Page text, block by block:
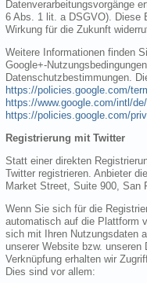
Datenverarbeitungsvorgänge
6 Abs. 1 lit. a DSGVO). Diese
Wirkung für die Zukunft
Weitere Informationen finden
Google+-
Datenschutzbestimmungen.
https://policies.google.com/
https://www.google.com/intl/
https://policies.google.com/
Registrierung mit Twitter
Statt einer direkten
Twitter registrieren. Anbieter
Market Street, Suite 900, San
Wenn Sie sich für die
automatisch auf die Plattform
sich mit Ihren Nutzungsdaten
unserer Website bzw.
Verknüpfung erhalten wir
Dies sind vor allem: